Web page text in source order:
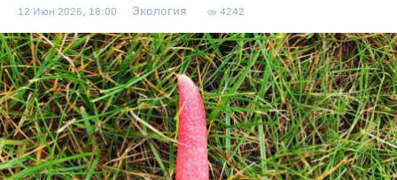
12 Июн 2026, 18:00 Экология 4242